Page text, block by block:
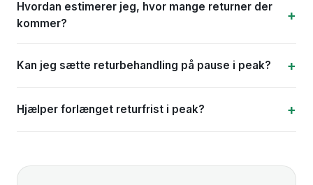
Hvordan estimerer jeg, hvor mange returner der
kommer?
Kan jeg sætte returbehandling på pause i peak?
Hjælper forlænget returfrist i peak?